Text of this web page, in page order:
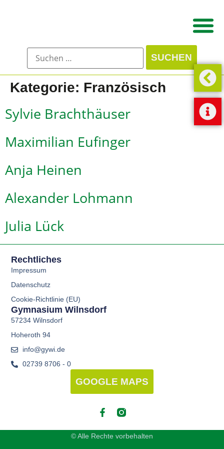
Kategorie: Französisch
Sylvie Brachthäuser
Maximilian Eufinger
Anja Heinen
Alexander Lohmann
Julia Lück
Rechtliches
Impressum
Datenschutz
Cookie-Richtlinie (EU)
Gymnasium Wilnsdorf
57234 Wilnsdorf
Hoheroth 94
info@gywi.de
02739 8706 - 0
GOOGLE MAPS
© Alle Rechte vorbehalten